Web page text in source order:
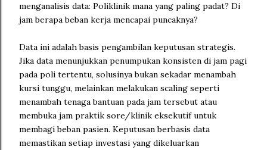
menganalisis data: Poliklinik mana yang paling padat? Di
jam berapa beban kerja mencapai puncaknya?
Data ini adalah basis pengambilan keputusan strategis.
Jika data menunjukkan penumpukan konsisten di jam pagi
pada poli tertentu, solusinya bukan sekadar menambah
kursi tunggu, melainkan melakukan scaling seperti
menambah tenaga bantuan pada jam tersebut atau
membuka jam praktik sore/klinik eksekutif untuk
membagi beban pasien. Keputusan berbasis data
memastikan setiap investasi yang dikeluarkan